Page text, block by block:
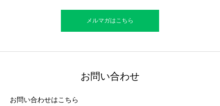
メルマガはこちら
お問い合わせ
お問い合わせはこちら